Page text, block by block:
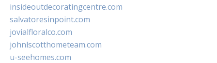
insideoutdecoratingcentre.com
salvatoresinpoint.com
jovialfloralco.com
johnlscotthometeam.com
u-seehomes.com